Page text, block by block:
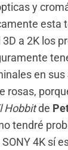
y
esta
a 2K los
en sus
rosas,
Hobbitde
tendré
4K sí